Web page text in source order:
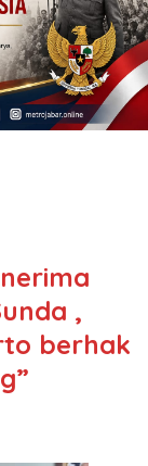
,
berhak